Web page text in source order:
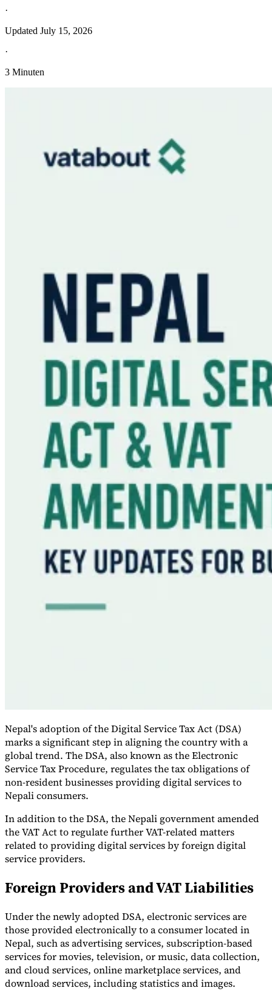
Länder-Steuerleitfäden
VAT für Anfänger
Indirekte Steuern 101
Expert Tax Series
Indirekte Steuern im elektronischen GeschäftsverkehrVAT in der
GolfregionAufbau eines Kontrollrahmens für indirekte
SteuernKohlenstoffsteuern und Umweltabgaben
·
Updated July 15, 2026
·
3 Minuten
Nepal's adoption of the Digital Service Tax Act (DSA)
marks a significant step in aligning the country with a
global trend. The DSA, also known as the Electronic
Service Tax Procedure, regulates the tax obligations of
non-resident businesses providing digital services to
Nepali consumers.
In addition to the DSA, the Nepali government amended
the VAT Act to regulate further VAT-related matters
related to providing digital services by foreign digital
service providers.
Foreign Providers and VAT Liabilities
Under the newly adopted DSA, electronic services are
those provided electronically to a consumer located in
Nepal, such as advertising services, subscription-based
services for movies, television, or music, data collection,
and cloud services, online marketplace services, and
download services, including statistics and images.